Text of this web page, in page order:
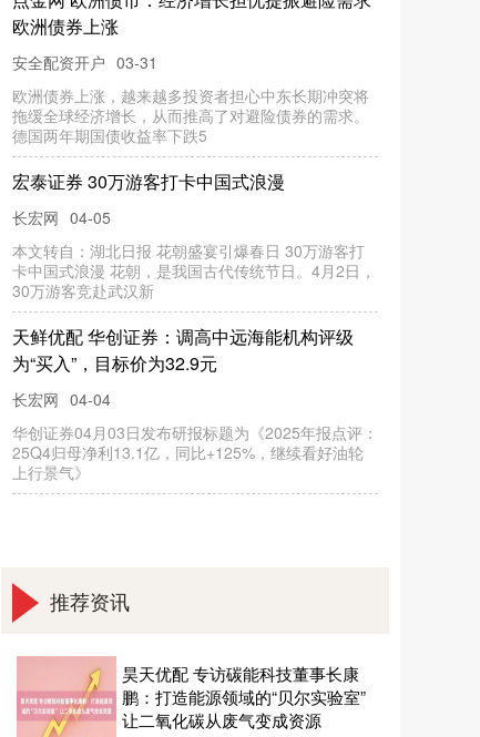
推荐资讯
昊天优配 专访碳能科技董事长康
鹏：打造能源领域的“贝尔实验室”
让二氧化碳从废气变成资源